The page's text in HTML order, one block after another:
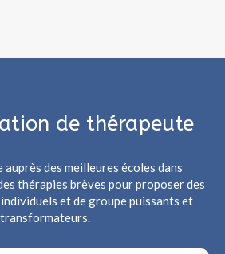
de thérapeute
auprès des meilleures écoles dans
thérapies brèves pour proposer des
et de groupe puissants et
transformateurs.